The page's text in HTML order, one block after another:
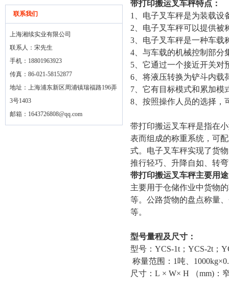
联系我们
上海湘续实业有限公司
联系人：宋先生
手机：18801963923
传真：86-021-58152877
地址：上海浦东新区周浦镇瑞福路196弄
3号1403
邮箱： 1643726808@qq.com
带打印搬运叉车秤特点：
1、电子叉车秤是为装载设
2、电子叉车秤可以提供被
3、电子叉车秤是一种车载
4、与车载的机械控制部分
5、它通过一个接近开关对
6、将液压转换为铲斗内载
7、它有目标模式和累加模
8、按照操作人员的选择，
带打印搬运叉车秤是指在
表而组成的称重系统，可
式。电子叉车秤实现了货
推行轻巧、升降自如、转
带打印搬运叉车秤主要用
主要用于仓储作业中货物
等。公路货物的盘点称量
等。
型号量程及尺寸：
型号：YCS-1t；YCS-2t；
称量范围：1吨、
尺寸：L × W× H （mm)：